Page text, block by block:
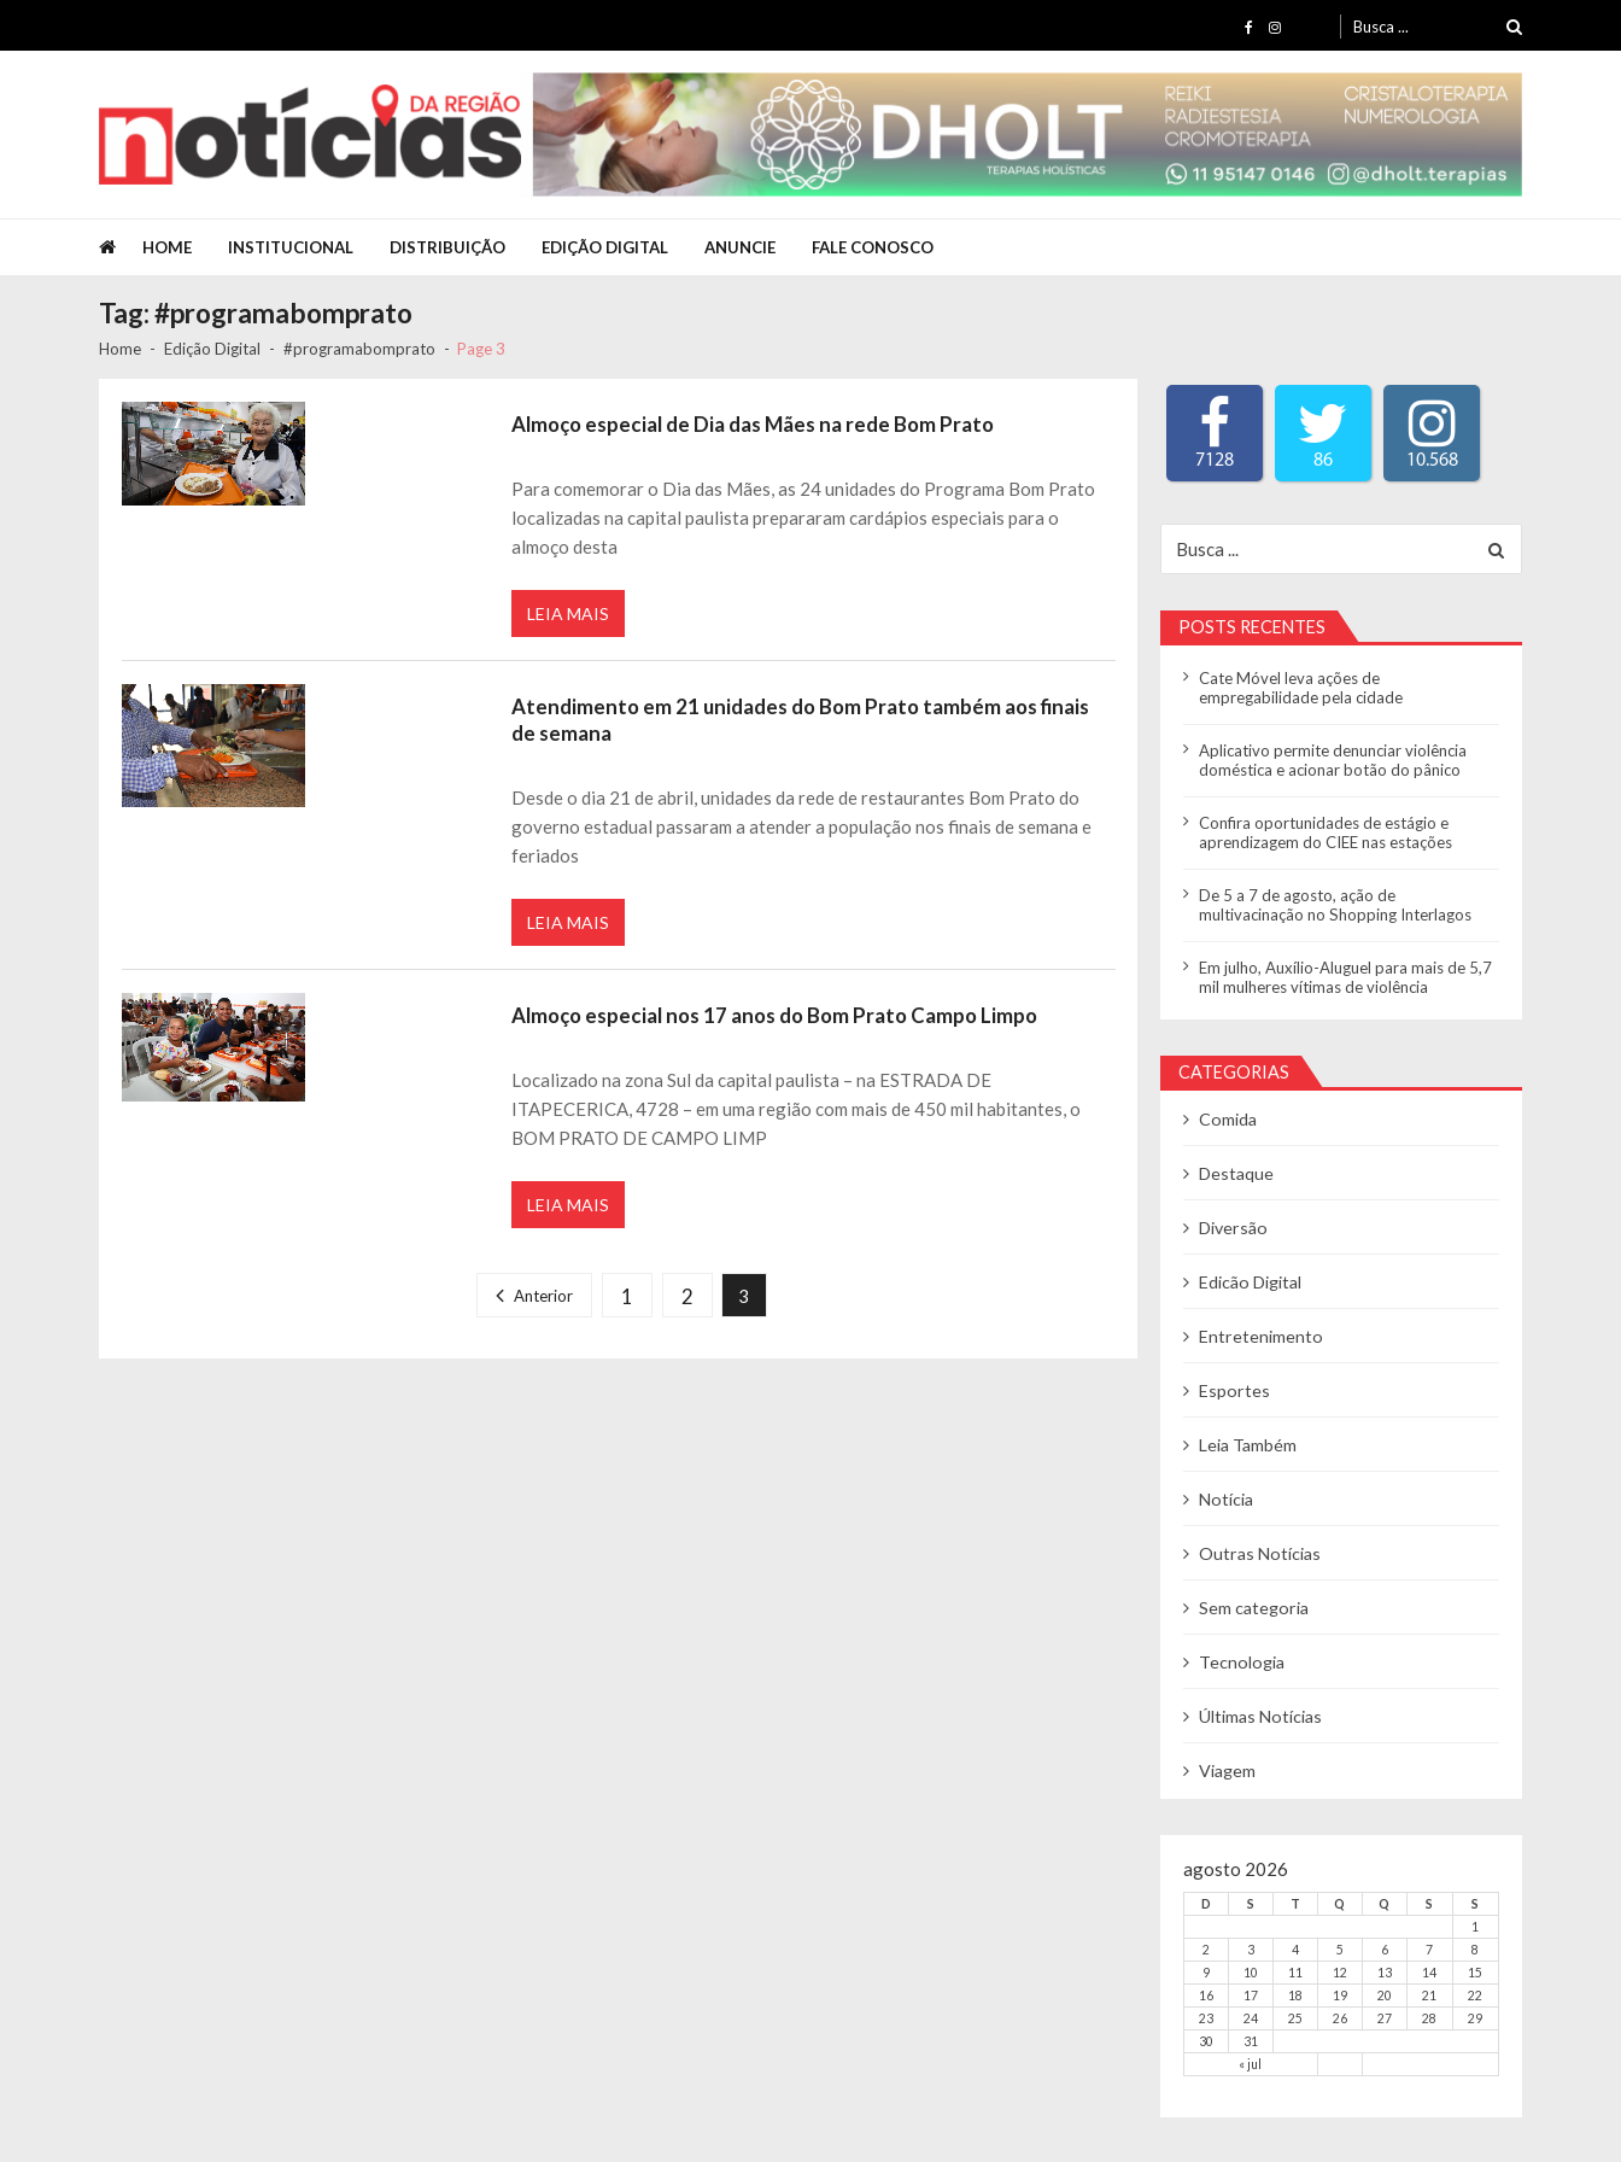
Search for:
HOME INSTITUCIONAL DISTRIBUIÇÃO EDIÇÃO DIGITAL ANUNCIE FALE CONOSCO
Tag: #programabomprato
Home Edição Digital #programabomprato Page 3
Almoço especial de Dia das Mães na rede Bom Prato
Para comemorar o Dia das Mães, as 24 unidades do Programa Bom Prato
localizadas na capital paulista prepararam cardápios especiais para o
almoço desta
LEIA MAIS
Atendimento em 21 unidades do Bom Prato também aos finais
de semana
Desde o dia 21 de abril, unidades da rede de restaurantes Bom Prato do
governo estadual passaram a atender a população nos finais de semana e
feriados
LEIA MAIS
Almoço especial nos 17 anos do Bom Prato Campo Limpo
Localizado na zona Sul da capital paulista – na ESTRADA DE
ITAPECERICA, 4728 – em uma região com mais de 450 mil habitantes, o
BOM PRATO DE CAMPO LIMP
LEIA MAIS
Anterior 1 2 3
7128 86 10.568
POSTS RECENTES
Cate Móvel leva ações de
empregabilidade pela cidade
Aplicativo permite denunciar violência
doméstica e acionar botão do pânico
Confira oportunidades de estágio e
aprendizagem do CIEE nas estações
De 5 a 7 de agosto, ação de
multivacinação no Shopping Interlagos
Em julho, Auxílio-Aluguel para mais de 5,7
mil mulheres vítimas de violência
CATEGORIAS
Comida
Destaque
Diversão
Edicão Digital
Entretenimento
Esportes
Leia Também
Notícia
Outras Notícias
Sem categoria
Tecnologia
Últimas Notícias
Viagem
agosto 2026
D S T Q Q S S
« jul
1
2
3 4 5 6 7
8
9
10 11 12 13 14
15
16
17 18 19 20 21
22
23
24 25 26 27 28
29
30
31